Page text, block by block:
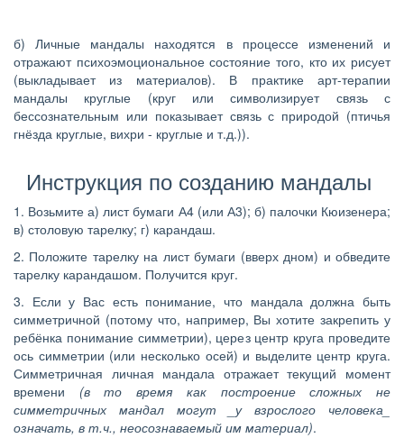
б) Личные мандалы находятся в процессе изменений и
отражают психоэмоциональное состояние того, кто их рисует
(выкладывает из материалов). В практике арт-терапии
мандалы круглые (круг или символизирует связь с
бессознательным или показывает связь с природой (птичья
гнёзда круглые, вихри - круглые и т.д.)).
Инструкция по созданию мандалы
1. Возьмите а) лист бумаги А4 (или А3); б) палочки Кюизенера;
в) столовую тарелку; г) карандаш.
2. Положите тарелку на лист бумаги (вверх дном) и обведите
тарелку карандашом. Получится круг.
3. Если у Вас есть понимание, что мандала должна быть
симметричной (потому что, например, Вы хотите закрепить у
ребёнка понимание симметрии), церез центр круга проведите
ось симметрии (или несколько осей) и выделите центр круга.
Симметричная личная мандала отражает текущий момент
времени (в то время как построение сложных не
симметричных мандал могут _у взрослого человека_
означать, в т.ч., неосознаваемый им материал).